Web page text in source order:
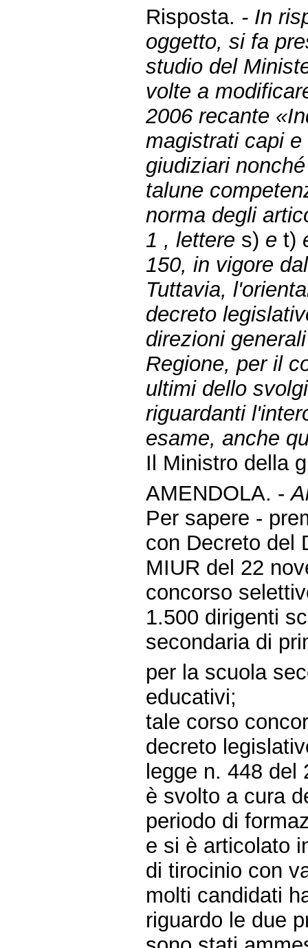
Risposta. - In
oggetto, si fa
studio del
volte a
2006 recante
magistrati capi
giudiziari
talune
norma degli
1 , lettere s) e t)
150, in vigore
Tuttavia,
decreto
direzioni
Regione, per il
ultimi dello
riguardanti
esame, anche
Il Ministro della
AMENDOLA. -
Per sapere -
con Decreto del
MIUR del 22
concorso
1.500 dirigenti
secondaria di
per la scuola
educativi;
tale corso
decreto
legge n. 448
è svolto a cura
periodo di
e si è articolato
di tirocinio con
molti candidati
riguardo le due